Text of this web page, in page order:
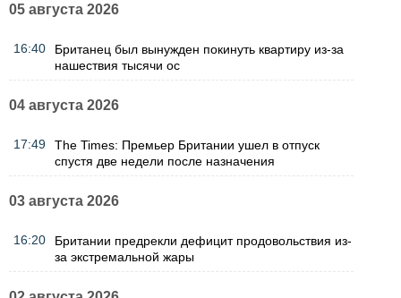
05 августа 2026
16:40
Британец был вынужден покинуть квартиру из-за
нашествия тысячи ос
04 августа 2026
17:49
The Times: Премьер Британии ушел в отпуск
спустя две недели после назначения
03 августа 2026
16:20
Британии предрекли дефицит продовольствия из-
за экстремальной жары